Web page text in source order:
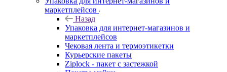
маркетплейсов
Назад
Упаковка для интернет-магазинов и
маркетплейсов
Чековая лента и термоэтикетки
Курьерские пакеты
Ziplock - пакет с застежкой